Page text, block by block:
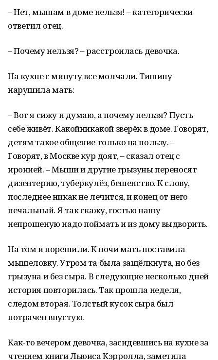
– Нет, мышам в доме нельзя! – категорически
ответил отец.
– Почему нельзя? – расстроилась девочка.
На кухне с минуту все молчали. Тишину
нарушила мать:
– Вот я сижу и думаю, а почему нельзя? Пусть
себе живёт. Какойникакой зверёк в доме. Говорят,
детям такое общение только на пользу. –
Говорят, в Москве кур доят, – сказал отец с
иронией. – Мыши и другие грызуны переносят
дизентерию, туберкулёз, бешенство. К слову,
последнее никак не лечится, и конец от него
печальный. Я так скажу, гостью нашу
непрошеную надо поймать и из дому выдворить.
На том и порешили. К ночи мать поставила
мышеловку. Утром та была защёлкнута, но без
грызуна и без сыра. В следующие несколько дней
история повторилась. Так прошла неделя,
следом вторая. Толстый кусок сыра был
потрачен впустую.
Как-то вечером девочка, засидевшись на кухне за
чтением книги Льюиса Кэрролла, заметила